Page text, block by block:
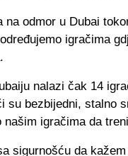
odmor u Dubai
igračima
nalazi čak 14
su bezbijedni, stalno
našim igračima da
sigurnošću da